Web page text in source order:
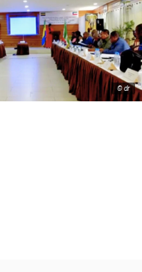
© dr